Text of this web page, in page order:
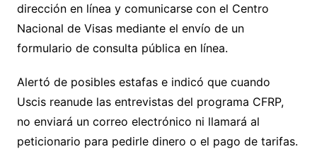
dirección en línea y comunicarse con el Centro
Nacional de Visas mediante el envío de un
formulario de consulta pública en línea.
Alertó de posibles estafas e indicó que cuando
Uscis reanude las entrevistas del programa CFRP,
no enviará un correo electrónico ni llamará al
peticionario para pedirle dinero o el pago de tarifas.